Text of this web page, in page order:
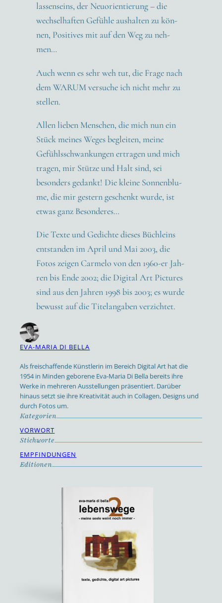
las­sen­seins, der Neu­ori­en­tie­rung – die
wech­sel­haf­ten Gefüh­le aus­hal­ten zu kön­
nen, Posi­ti­ves mit auf den Weg zu neh­
men…
Auch wenn es sehr weh tut, die Fra­ge nach
dem WARUM ver­su­che ich nicht mehr zu
stel­len.
Allen lie­ben Men­schen, die mich nun ein
Stück mei­nes Weges beglei­ten, mei­ne
Gefühls­schwan­kun­gen ertra­gen und mich
tra­gen, mir Stüt­ze und Halt sind, sei
beson­ders gedankt! Die klei­ne Son­nen­blu­
me, die mir ges­tern geschenkt wur­de, ist
etwas ganz Beson­de­res…
Die Tex­te und Gedich­te die­ses Büch­leins
ent­stan­den im April und Mai 2003, die
Fotos zei­gen Car­me­lo von den 1960-er Jah­
ren bis Ende 2002; die Digi­tal Art Pic­tures
sind aus den Jah­ren 1998 bis 2003; es wur­de
bewusst auf die Titel­an­ga­ben ver­zich­tet.
EVA-MARIA DI BELLA
Als freischaffende Künstlerin im Bereich Digital Art hat die
1954 in Minden geborene Eva-Maria Di Bella bereits ihre
Werke in mehreren Ausstellungen präsentiert. Darüber
hinaus setzt sie ihre Kreativität auch in Collagen, Designs und
durch Fotos um.
Kategorien
VORWORT
Stichworte
EMPFINDUNGEN
Editionen